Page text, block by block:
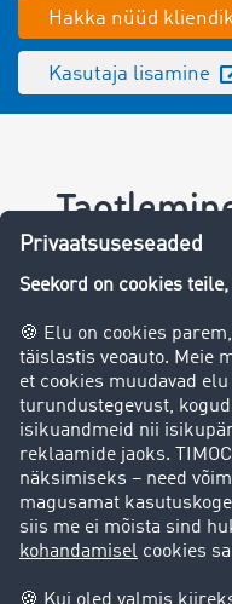
Hakka nüüd
Kasutaja lisamine
Kas Teil on
Pöörduge julgesti